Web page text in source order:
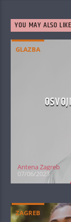
YOU MAY ALSO LIKE
GLAZBA
Antena Zagreb
07/06/2023
ZAGREB